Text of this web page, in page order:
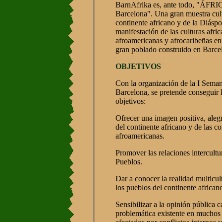
BarnAfrika es, ante todo,
Barcelona". Una gran muestra
continente africano y de la
manifestación de las culturas
afroamericanas y afrocaribeñas
gran poblado construido en
OBJETIVOS
Con la organización de la I
Barcelona, se pretende conseguir
objetivos:
Ofrecer una imagen positiva,
del continente africano y de las
afroamericanas.
Promover las relaciones
Pueblos.
Dar a conocer la realidad
los pueblos del continente
Sensibilizar a la opinión pública
problemática existente en